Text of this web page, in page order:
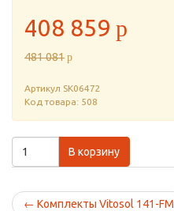
408 859 p
481 081 p
Артикул SK06472
Код товара: 508
В корзину
← Комплекты Vitosol 141-FM